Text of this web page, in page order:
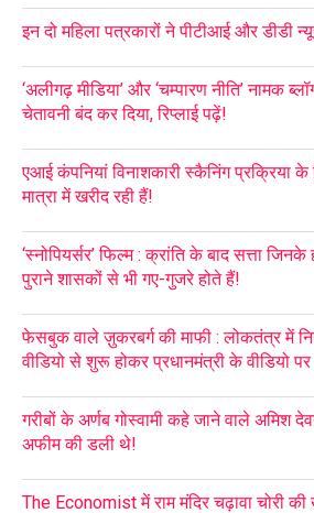
इन दो महिला पत्रकारों ने पीटीआई और डीडी
‘अलीगढ़ मीडिया’ और ‘चम्पारण नीति’ नामक
चेतावनी बंद कर दिया, रिप्लाई पढ़ें!
एआई कंपनियां विनाशकारी स्कैनिंग प्रक्रिया के
मात्रा में खरीद रही हैं!
‘स्नोपियर्सर’ फिल्म : क्रांति के बाद सत्ता
पुराने शासकों से भी गए-गुजरे होते हैं!
फेसबुक वाले ज़ुकरबर्ग की माफी : लोकतंत्र में
वीडियो से शुरू होकर प्रधानमंत्री के वीडियो
गरीबों के अर्णब गोस्वामी कहे जाने वाले अमिश
अफीम की डली थे!
The Economist में राम मंदिर चढ़ावा चोरी